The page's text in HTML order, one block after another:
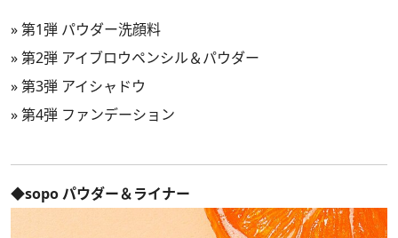
»第1弾 パウダー洗顔料
»第2弾 アイブロウペンシル＆パウダー
»第3弾 アイシャドウ
»第4弾 ファンデーション
◆sopo パウダー＆ライナー